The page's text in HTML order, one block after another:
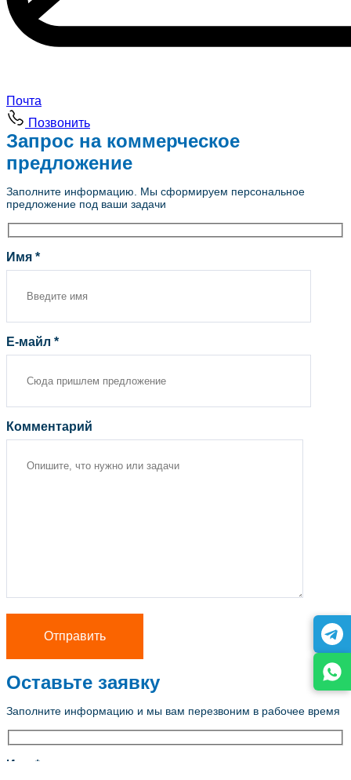
Почта
Позвонить
Запрос на коммерческое
предложение
Заполните информацию. Мы сформируем персональное
предложение под ваши задачи
Имя *
Е-майл *
Комментарий
Оставьте заявку
Заполните информацию и мы вам перезвоним в рабочее время
Имя *